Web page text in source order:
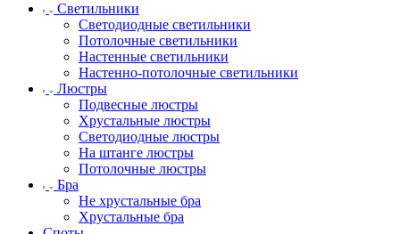
Светильники
Светодиодные светильники
Потолочные светильники
Настенные светильники
Настенно-потолочные светильники
Люстры
Подвесные люстры
Хрустальные люстры
Светодиодные люстры
На штанге люстры
Потолочные люстры
Бра
Не хрустальные бра
Хрустальные бра